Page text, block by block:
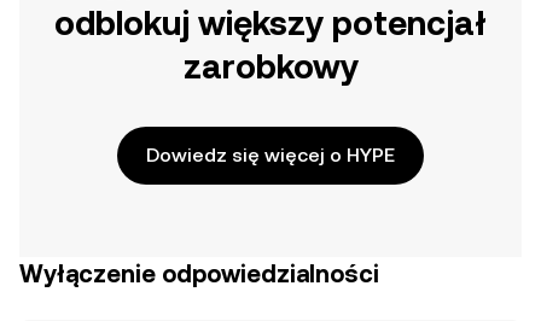
odblokuj większy potencjał
zarobkowy
Dowiedz się więcej o HYPE
Wyłączenie odpowiedzialności